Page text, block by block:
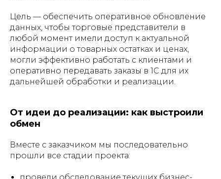
Цель — обеспечить оперативное обновление
данных, чтобы торговые представители в
любой момент имели доступ к актуальной
информации о товарных остатках и ценах,
могли эффективно работать с клиентами и
оперативно передавать заказы в 1С для их
дальнейшей обработки и реализации.
От идеи до реализации: как выстроили
обмен
Вместе с заказчиком мы последовательно
прошли все стадии проекта: